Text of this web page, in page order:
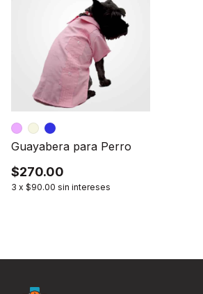
Guayabera para Perro
$270.00
3 x $90.00 sin intereses